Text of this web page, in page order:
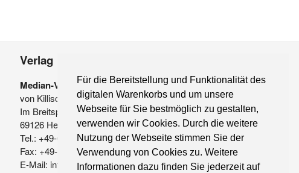
Für die Bereitstellung und Funktionalität des
digitalen Warenkorbs und um unsere
Webseite für Sie bestmöglich zu gestalten,
verwenden wir Cookies. Durch die weitere
Nutzung der Webseite stimmen Sie der
Verwendung von Cookies zu. Weitere
Informationen dazu finden Sie jederzeit auf
Verlag
Median-Verlag
von Killisch-Horn GmbH
Im Breitspiel 11 a
69126 Heidelberg
Tel.: +49-6221-90 509-0
Fax: +49-6221-90 509-20
E-Mail: info@median-verlag.de